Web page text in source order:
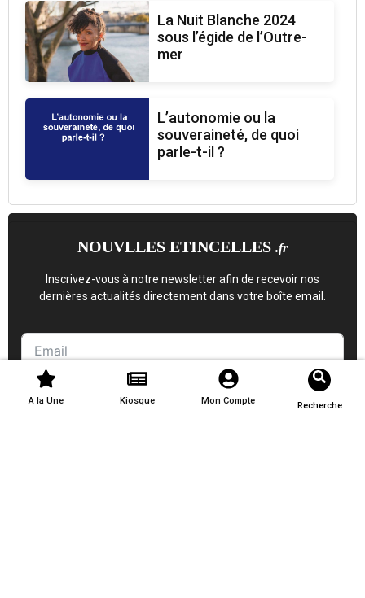
La Nuit Blanche 2024
sous l’égide de l’Outre-
mer
L’autonomie ou la
souveraineté, de quoi
parle-t-il ?
NOUVLLES ETINCELLES .fr
Inscrivez-vous à notre newsletter afin de recevoir nos
dernières actualités directement dans votre boîte email.
S'inscrire
A la Une Kiosque Mon Compte Recherche